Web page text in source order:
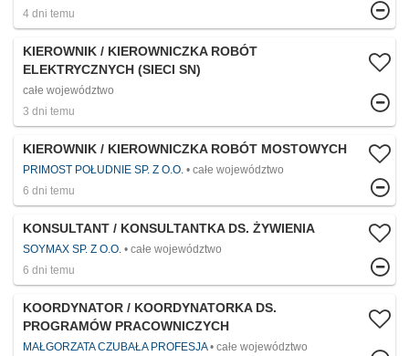
4 dni temu
KIEROWNIK / KIEROWNICZKA ROBÓT
ELEKTRYCZNYCH (SIECI SN)
całe województwo
3 dni temu
KIEROWNIK / KIEROWNICZKA ROBÓT MOSTOWYCH
PRIMOST POŁUDNIE SP. Z O.O.
całe województwo
6 dni temu
KONSULTANT / KONSULTANTKA DS. ŻYWIENIA
SOYMAX SP. Z O.O.
całe województwo
6 dni temu
KOORDYNATOR / KOORDYNATORKA DS.
PROGRAMÓW PRACOWNICZYCH
MAŁGORZATA CZUBAŁA PROFESJA
całe województwo